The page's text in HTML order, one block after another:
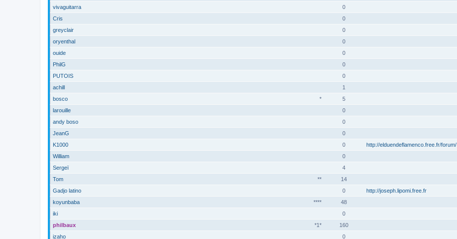
vivaguitarra
0
Cris
0
greyclair
0
oryenthal
0
ouide
0
PhilG
0
PUTOIS
0
achill
1
*
bosco 5
larouille
0
andy boso
0
JeanG
0
K1000
0 http://elduendeflamenco.free.fr/forum/
William
0
Sergeï
4
**
Tom 14
Gadjo latino
0 http://joseph.lipomi.free.fr
****
koyunbaba 48
iki
0
*1*
philbaux 160
izaho
0